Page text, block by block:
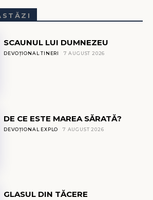
SCAUNUL LUI DUMNEZEU
DEVOȚIONAL TINERI 7 AUGUST 2026
DE CE ESTE MAREA SĂRATĂ?
DEVOȚIONAL EXPLO 7 AUGUST 2026
GLASUL DIN TĂCERE